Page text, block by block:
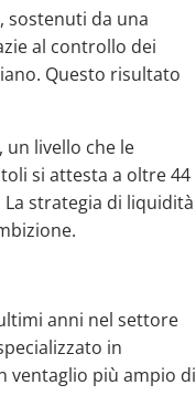
sostenuti da una
al controllo dei
Questo risultato
un livello che le
si attesta a oltre 44
strategia di liquidità
anni nel settore
in
ventaglio più ampio di